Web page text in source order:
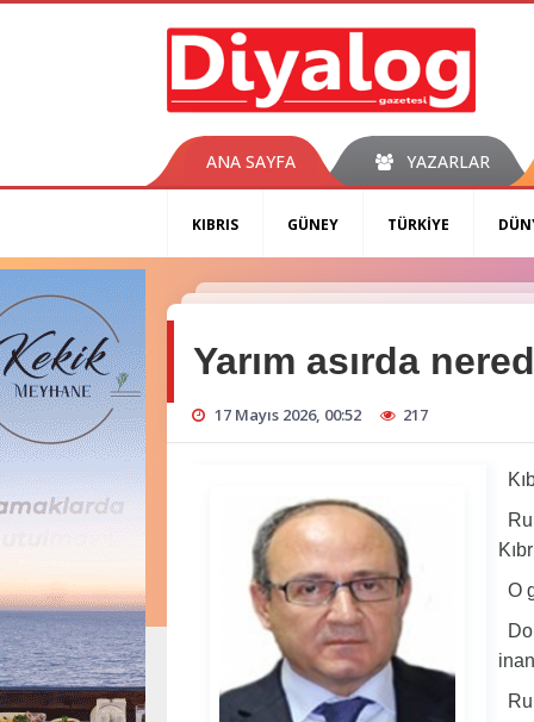
ANA SAYFA YAZARLAR
KIBRIS GÜNEY TÜRKİYE
Yarım asırda
17 Mayıs 2026, 00:52 217
O